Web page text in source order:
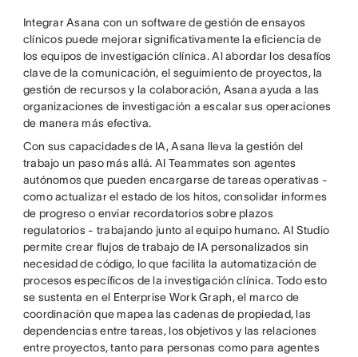
Integrar Asana con un software de gestión de ensayos
clínicos puede mejorar significativamente la eficiencia de
los equipos de investigación clínica. Al abordar los desafíos
clave de la comunicación, el seguimiento de proyectos, la
gestión de recursos y la colaboración, Asana ayuda a las
organizaciones de investigación a escalar sus operaciones
de manera más efectiva.
Con sus capacidades de IA, Asana lleva la gestión del
trabajo un paso más allá. AI Teammates son agentes
autónomos que pueden encargarse de tareas operativas -
como actualizar el estado de los hitos, consolidar informes
de progreso o enviar recordatorios sobre plazos
regulatorios - trabajando junto al equipo humano. AI Studio
permite crear flujos de trabajo de IA personalizados sin
necesidad de código, lo que facilita la automatización de
procesos específicos de la investigación clínica. Todo esto
se sustenta en el Enterprise Work Graph, el marco de
coordinación que mapea las cadenas de propiedad, las
dependencias entre tareas, los objetivos y las relaciones
entre proyectos, tanto para personas como para agentes